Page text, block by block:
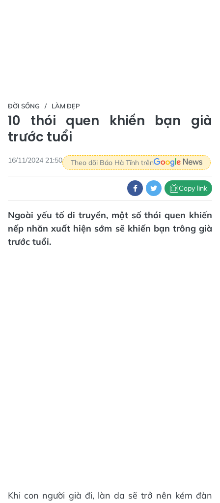
ĐỜI SỐNG LÀM ĐẸP
10 thói quen khiến bạn già
trước tuổi
16/11/2024 21:50 Theo dõi Báo Hà Tĩnh trên
Copy link
Ngoài yếu tố di truyền, một số thói quen khiến
nếp nhăn xuất hiện sớm sẽ khiến bạn trông già
trước tuổi.
Khi con người già đi, làn da sẽ trở nên kém đàn